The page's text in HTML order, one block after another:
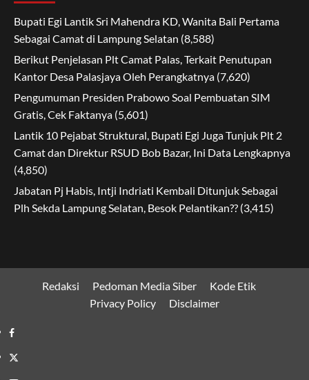
Bupati Egi Lantik Sri Mahendra KD, Wanita Bali Pertama
Sebagai Camat di Lampung Selatan (8,588)
Berikut Penjelasan Plt Camat Palas, Terkait Penutupan
Kantor Desa Palasjaya Oleh Perangkatnya (7,620)
Pengumuman Presiden Prabowo Soal Pembuatan SIM
Gratis, Cek Faktanya (5,601)
Lantik 10 Pejabat Struktural, Bupati Egi Juga Tunjuk Plt 2
Camat dan Direktur RSUD Bob Bazar, Ini Data Lengkapnya
(4,850)
Jabatan Pj Habis, Intji Indriati Kembali Ditunjuk Sebagai
Plh Sekda Lampung Selatan, Besok Pelantikan?? (3,415)
Redaksi Pedoman Media Siber
Kode Etik
Privacy Policy
Disclaimer
Facebook
Twitter